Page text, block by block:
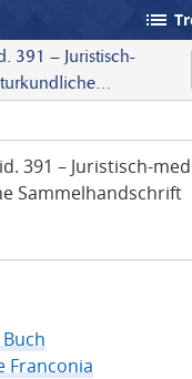
list
391 – Juristisch-
391 – Juristisch-
Sammelhandschrift
Franconia